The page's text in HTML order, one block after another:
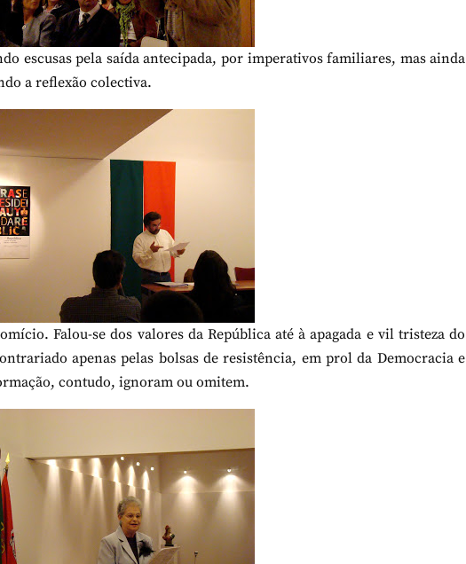
escusas pela saída antecipada, por imperativos familiares, mas ainda
a reflexão colectiva.
Falou-se dos valores da República até à apagada e vil tristeza do
apenas pelas bolsas de resistência, em prol da Democracia e
contudo, ignoram ou omitem.